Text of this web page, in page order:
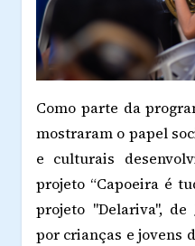
Como parte da
mostraram o papel
e culturais
projeto “Capoeira é
projeto "Delariva", de
por crianças e jovens